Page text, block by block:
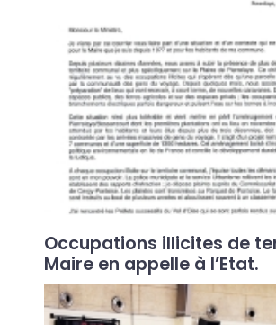
Occupations illicites de
Maire en appelle à l’Etat.